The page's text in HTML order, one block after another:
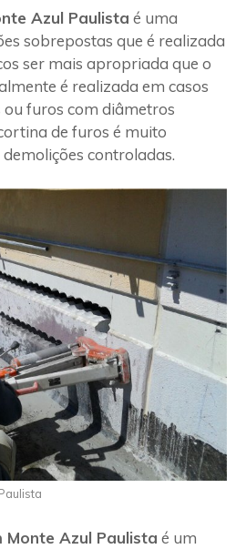
Azul Paulista é uma
sobrepostas que é realizada
ser mais apropriada que o
é realizada em casos
furos com diâmetros
de furos é muito
controladas.
Azul Paulista é um